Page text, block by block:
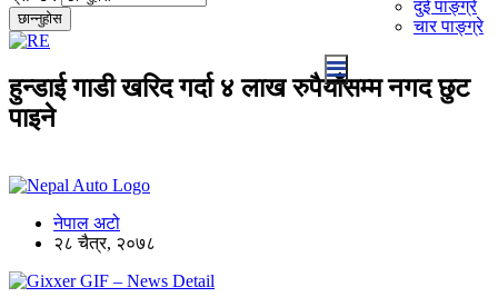
दुई पाङ्ग्रे
चार पाङ्ग्रे
हुन्डाई गाडी खरिद गर्दा ४ लाख रुपैयाँसम्म नगद छुट
पाइने
नेपाल अटो
२८ चैत्र, २०७८